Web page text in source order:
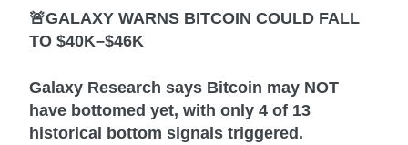
🚨GALAXY WARNS BITCOIN COULD FALL
TO $40K–$46K
Galaxy Research says Bitcoin may NOT
have bottomed yet, with only 4 of 13
historical bottom signals triggered.